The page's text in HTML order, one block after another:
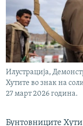
Илустрација,
Хутите во знак на
27 март 2026 година.
Бунтовниците Хути